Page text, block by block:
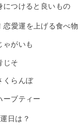
つけると良いもの
恋愛運を上げる食べ物
がいも
そ
らんぼ
ブティー
日は？